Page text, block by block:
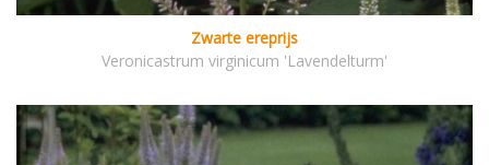
Zwarte ereprijs
Veronicastrum virginicum 'Lavendelturm'